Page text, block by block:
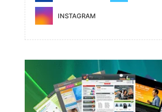
INSTAGRAM